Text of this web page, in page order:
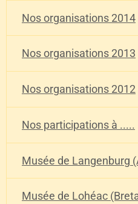
Nos organisations 2014
Nos organisations 2013
Nos organisations 2012
Nos participations à .....
Musée de Langenburg
Musée de Lohéac